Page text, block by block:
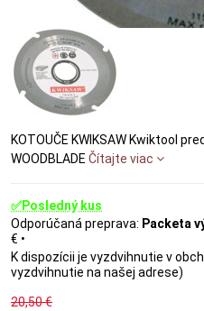
KOTOUČE KWIKSAW Kwiktool
WOODBLADE Čítajte viac
✅Posledný kus
Packeta
€ •
vyzdvihnutie na našej adrese)
20,50 €